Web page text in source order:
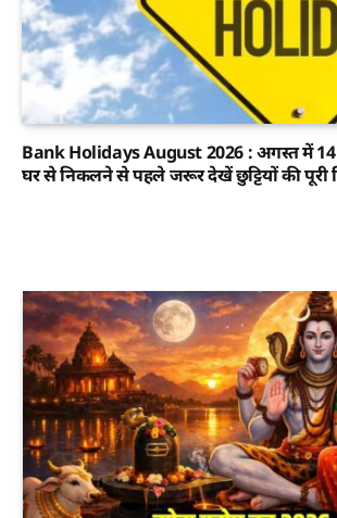
Bank Holidays August 2026 : अगस्त में 14
घर से निकलने से पहले जरूर देखें छुट्टियों की पूरी